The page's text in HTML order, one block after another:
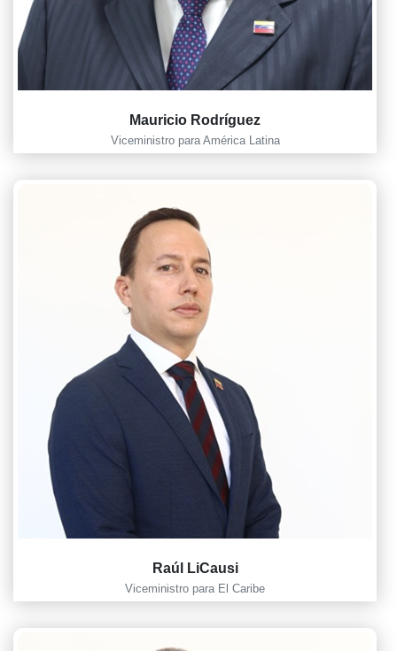
Mauricio Rodríguez
Viceministro para América Latina
Raúl LiCausi
Viceministro para El Caribe